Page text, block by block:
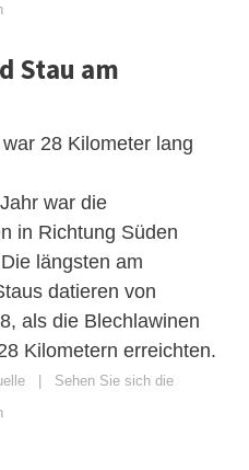
Stau am
28 Kilometer lang
war die
in Richtung Süden
längsten am
datieren von
als die Blechlawinen
Kilometern erreichten.
Sehen Sie sich die